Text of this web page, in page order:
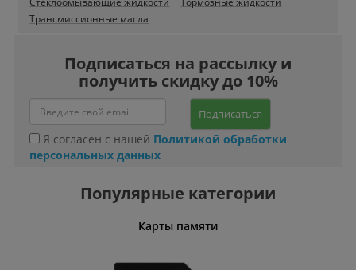
Трансмиссионные масла
Подписаться на рассылку и
получить скидку до 10%
Подписаться
Я согласен с нашей Политикой обработки
персональных данных
Популярные категории
Карты памяти